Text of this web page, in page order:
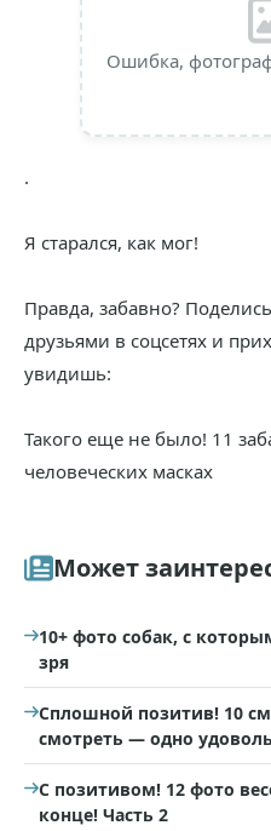
Ошибка,
.
Я старался, как мог!
Правда, забавно?
друзьями в соцсетях и
увидишь:
Такого еще не было! 11
человеческих масках
Может
10+ фото собак, с
зря
Сплошной позитив! 10
смотреть — одно
С позитивом! 12 фото
конце! Часть 2